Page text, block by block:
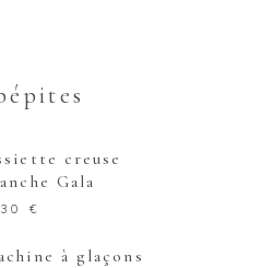
creuse
Gala
€
à glaçons